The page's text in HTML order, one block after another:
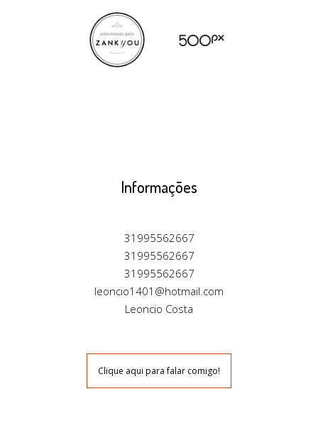
Informações
31995562667
31995562667
31995562667
leoncio1401@hotmail.com
Leoncio Costa
Clique aqui para falar comigo!